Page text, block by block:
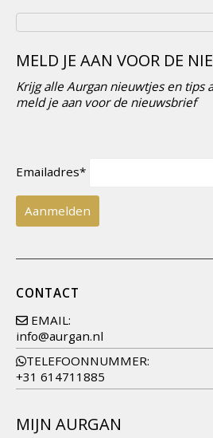
MELD JE AAN VOOR DE
Krijg alle Aurgan nieuwtjes en tips
meld je aan voor de nieuwsbrief
Emailadres*
CONTACT
EMAIL:
info@aurgan.nl
TELEFOONNUMMER:
+31 614711885
MIJN AURGAN